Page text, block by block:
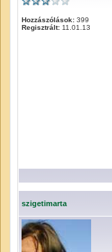
Hozzászólások: 399
Regisztrált: 11.01.13
szigetimarta